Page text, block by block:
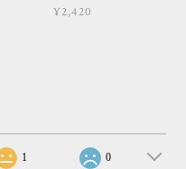
¥2,420
1 0